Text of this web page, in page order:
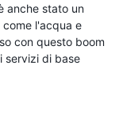
anche stato un
l'acqua e
con questo boom
servizi di base